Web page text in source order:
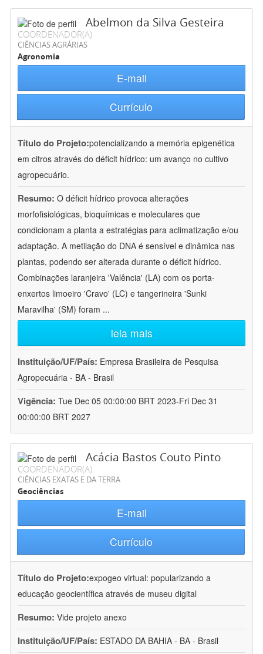
Abelmon da Silva Gesteira
COORDENADOR(A)
CIÊNCIAS AGRÁRIAS
Agronomia
E-mail
Currículo
Título do Projeto:potencializando a memória epigenética
em citros através do déficit hídrico: um avanço no cultivo
agropecuário.
Resumo: O déficit hídrico provoca alterações
morfofisiológicas, bioquímicas e moleculares que
condicionam a planta a estratégias para aclimatização e/ou
adaptação. A metilação do DNA é sensível e dinâmica nas
plantas, podendo ser alterada durante o déficit hídrico.
Combinações laranjeira 'Valência' (LA) com os porta-
enxertos limoeiro 'Cravo' (LC) e tangerineira 'Sunki
Maravilha' (SM) foram ...
leia mais
Instituição/UF/País: Empresa Brasileira de Pesquisa
Agropecuária - BA - Brasil
Vigência: Tue Dec 05 00:00:00 BRT 2023-Fri Dec 31
00:00:00 BRT 2027
Acácia Bastos Couto Pinto
COORDENADOR(A)
CIÊNCIAS EXATAS E DA TERRA
Geociências
E-mail
Currículo
Título do Projeto:expogeo virtual: popularizando a
educação geocientífica através de museu digital
Resumo: Vide projeto anexo
Instituição/UF/País: ESTADO DA BAHIA - BA - Brasil